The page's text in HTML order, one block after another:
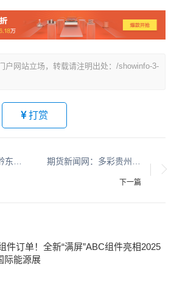
户网站立场，转载请注明出处：/showinfo-3-
打赏
下一篇
件订单！全新“满屏”ABC组件亮相2025
际能源展